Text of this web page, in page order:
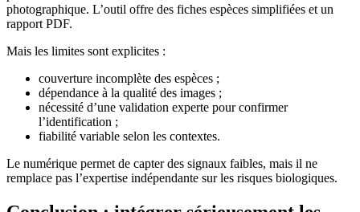
photographique. L’outil offre des fiches espèces simplifiées et un
rapport PDF.
Mais les limites sont explicites :
couverture incomplète des espèces ;
dépendance à la qualité des images ;
nécessité d’une validation experte pour confirmer
l’identification ;
fiabilité variable selon les contextes.
Le numérique permet de capter des signaux faibles, mais il ne
remplace pas l’expertise indépendante sur les risques biologiques.